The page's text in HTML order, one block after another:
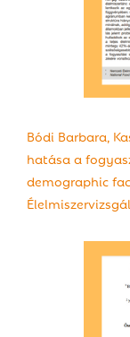
Bódi Barbara,
hatása a
demographic